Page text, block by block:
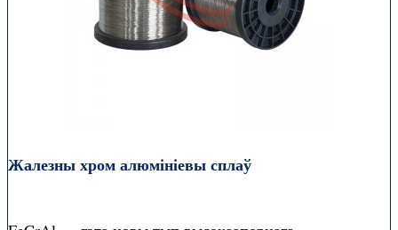
Жалезны хром алюмініевы сплаў